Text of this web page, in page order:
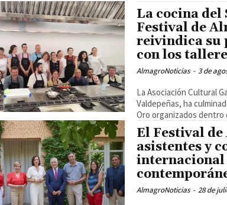
La cocina del
Festival de
reivindica su
con los
AlmagroNoticias - 3 de
La Asociación Cultural
Valdepeñas, ha
Oro organizados dentro
El Festival
asistentes y
internacional
AlmagroNoticias - 28 de